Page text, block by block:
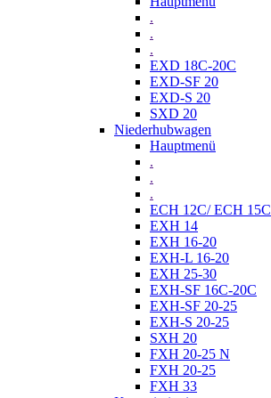
.
.
.
EXD 18C-20C
EXD-SF 20
EXD-S 20
SXD 20
Niederhubwagen
Hauptmenü
.
.
.
ECH 12C/ ECH 15C
EXH 14
EXH 16-20
EXH-L 16-20
EXH 25-30
EXH-SF 16C-20C
EXH-SF 20-25
EXH-S 20-25
SXH 20
FXH 20-25 N
FXH 20-25
FXH 33